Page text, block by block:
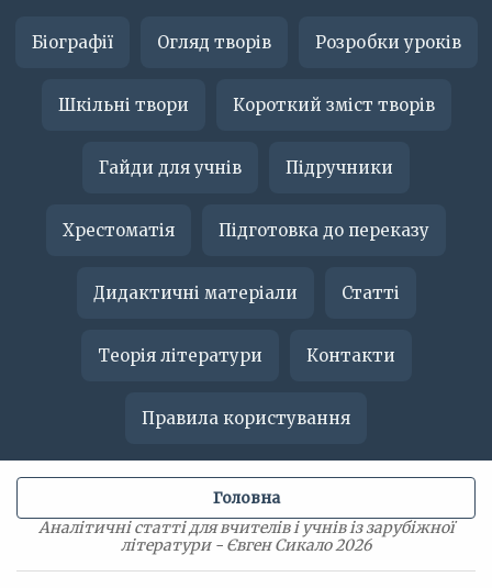
Біографії Огляд творів Розробки уроків
Шкільні твори Короткий зміст творів
Гайди для учнів Підручники
Хрестоматія Підготовка до переказу
Дидактичні матеріали Статті
Теорія літератури Контакти
Правила користування
Аналітичні статті для вчителів і учнів із зарубіжної
літератури - Євген Сикало 2026
Головна